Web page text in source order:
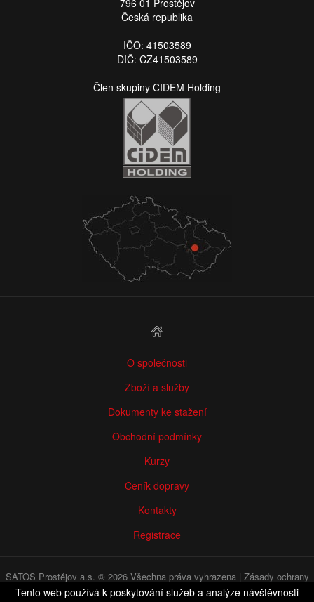
796 01 Prostějov
Česká republika
IČO: 41503589
DIČ: CZ41503589
Člen skupiny CIDEM Holding
O společnosti
Zboží a služby
Dokumenty ke stažení
Obchodní podmínky
Kurzy
Ceník dopravy
Kontakty
Registrace
SATOS Prostějov a.s. © 2026 Všechna práva vyhrazena | Zásady ochrany
osobních údajů WHISTLEBLOWING
Tento web používá k poskytování služeb a analýze návštěvnosti